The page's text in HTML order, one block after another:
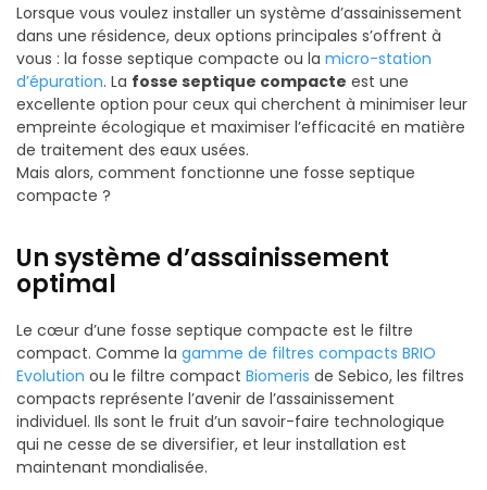
Lorsque vous voulez installer un système d’assainissement
dans une résidence, deux options principales s’offrent à
vous : la fosse septique compacte ou la micro-station
d’épuration. La fosse septique compacte est une
excellente option pour ceux qui cherchent à minimiser leur
empreinte écologique et maximiser l’efficacité en matière
de traitement des eaux usées.
Mais alors, comment fonctionne une fosse septique
compacte ?
Un système d’assainissement
optimal
Le cœur d’une fosse septique compacte est le filtre
compact. Comme la gamme de filtres compacts BRIO
Evolution ou le filtre compact Biomeris de Sebico, les filtres
compacts représente l’avenir de l’assainissement
individuel. Ils sont le fruit d’un savoir-faire technologique
qui ne cesse de se diversifier, et leur installation est
maintenant mondialisée.